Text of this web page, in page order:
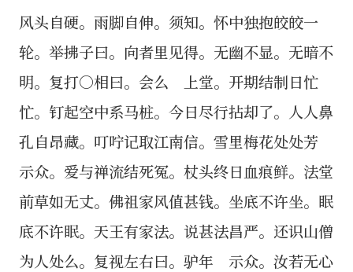
风头自硬。雨脚自伸。须知。怀中独抱皎皎一
轮。举拂子曰。向者里见得。无幽不显。无暗不
明。复打○相曰。会么 上堂。开期结制日忙
忙。钉起空中系马桩。今日尽行拈却了。人人鼻
孔自昂藏。叮咛记取江南信。雪里梅花处处芳
示众。爱与禅流结死冤。杖头终日血痕鲜。法堂
前草如无丈。佛祖家风值甚钱。坐底不许坐。眠
底不许眠。天王有家法。说甚法昌严。还识山僧
为人处么。复视左右曰。驴年 示众。汝若无心